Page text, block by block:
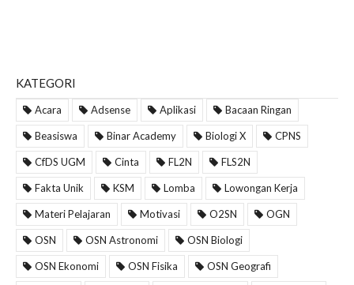
KATEGORI
Acara Adsense Aplikasi Bacaan Ringan
Beasiswa Binar Academy Biologi X CPNS
CfDS UGM Cinta FL2N FLS2N
Fakta Unik KSM Lomba Lowongan Kerja
Materi Pelajaran Motivasi O2SN OGN
OSN OSN Astronomi OSN Biologi
OSN Ekonomi OSN Fisika OSN Geografi